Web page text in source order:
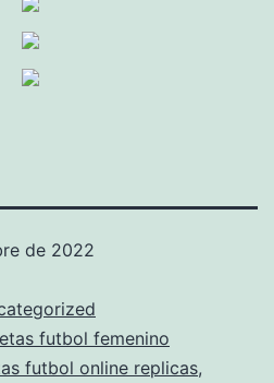
de 2022
futbol femenino
futbol online replicas,